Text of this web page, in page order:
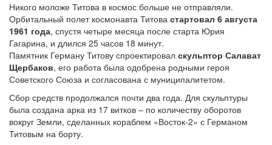
Никого моложе Титова в космос больше не отправляли.
Орбитальный полет космонавта Титова стартовал 6 августа
1961 года, спустя четыре месяца после старта Юрия
Гагарина, и длился 25 часов 18 минут.
Памятник Герману Титову спроектировал скульптор Салават
Щербаков, его работа была одобрена родными героя
Советского Союза и согласована с муниципалитетом.
Сбор средств продолжался почти два года. Для скульптуры
была создана арка из 17 витков – по количеству оборотов
вокруг Земли, сделанных кораблем «Восток-2» с Германом
Титовым на борту.